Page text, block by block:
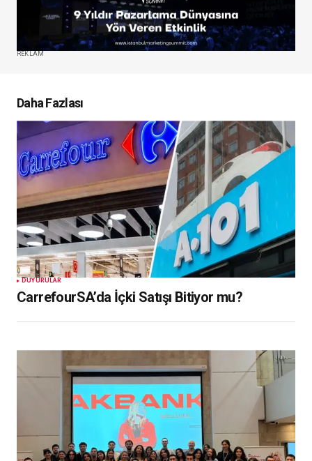
REKLAM
Daha Fazlası
DUYURULAR
CarrefourSA’da İçki Satışı Bitiyor mu?